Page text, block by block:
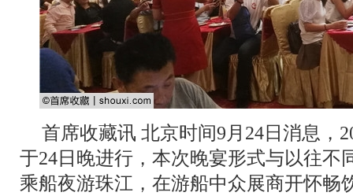
首席收藏讯 北京时间9月24日消息，
于24日晚进行，本次晚宴形式与以往不
乘船夜游珠江，在游船中众展商开怀畅